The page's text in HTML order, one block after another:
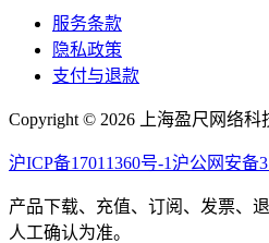
服务条款
隐私政策
支付与退款
Copyright © 2026 上海盈尺网络
沪ICP备17011360号-1沪公网安备
产品下载、充值、订阅、发票、
人工确认为准。